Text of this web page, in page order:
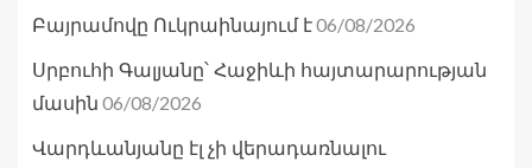
Բայրամովը Ուկրաինայում է06/08/2026
Սրբուհի Գալյանը՝ Հաջիևի հայտարարության
մասին 06/08/2026
Վարդևանյանը էլ չի վերադառնալու